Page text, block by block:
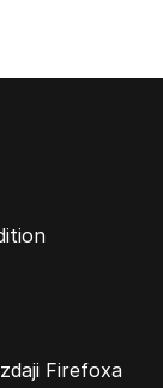
Firefoxa